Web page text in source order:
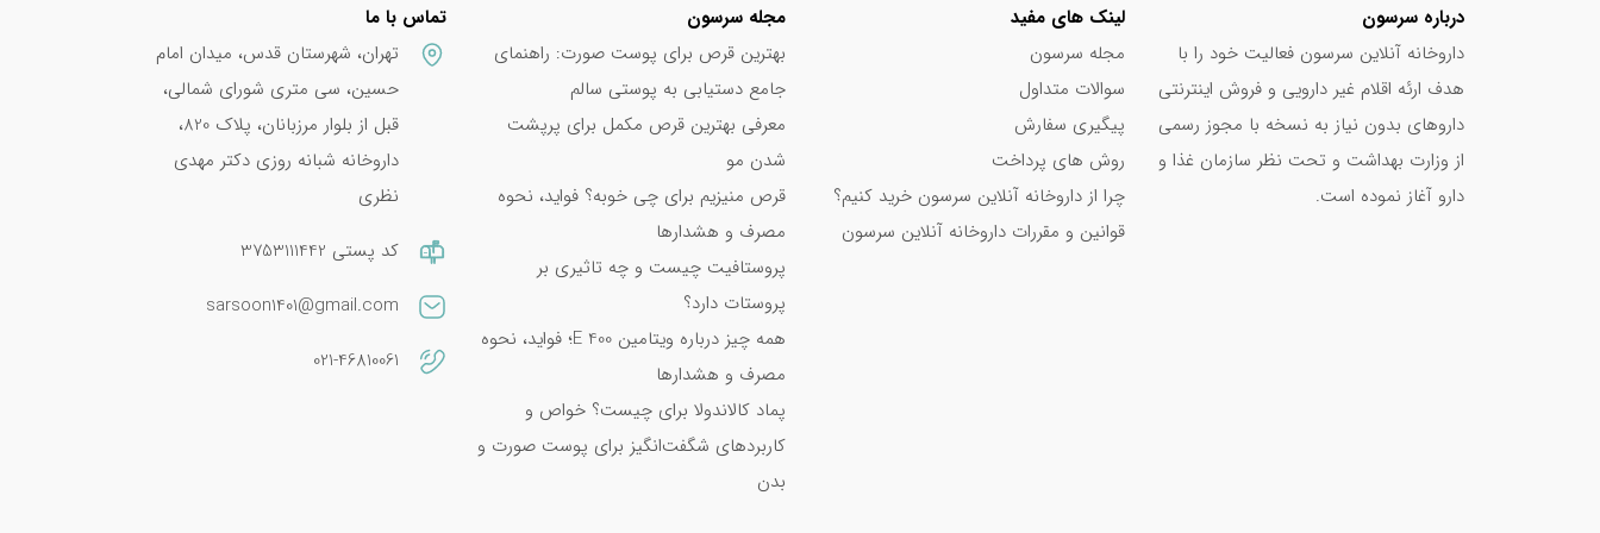
درباره سرسون
داروخانه آنلاین سرسون فعالیت خود را با
هدف ارئه اقلام غیر دارویی و فروش اینترنتی
داروهای بدون نیاز به نسخه با مجوز رسمی
از وزارت بهداشت و تحت نظر سازمان غذا و
دارو آغاز نموده است.
لینک های مفید
مجله سرسون
سوالات متداول
پیگیری سفارش
روش های پرداخت
چرا از داروخانه آنلاین سرسون خرید کنیم؟
قوانین و مقررات داروخانه آنلاین سرسون
مجله سرسون
بهترین قرص برای پوست صورت: راهنمای
جامع دستیابی به پوستی سالم
معرفی بهترین قرص مکمل برای پرپشت
شدن مو
قرص منیزیم برای چی خوبه؟ فواید، نحوه
مصرف و هشدارها
پروستافیت چیست و چه تاثیری بر
پروستات دارد؟
همه چیز درباره ویتامین E 400؛ فواید، نحوه
مصرف و هشدارها
پماد کالاندولا برای چیست؟ خواص و
کاربردهای شگفت‌انگیز برای پوست صورت و
بدن
تماس با ما
تهران، شهرستان قدس، میدان امام
حسین، سی متری شورای شمالی،
قبل از بلوار مرزبانان، پلاک 820،
داروخانه شبانه روزی دکتر مهدی
نظری
کد پستی 3753111442
sarsoon1401@gmail.com
021-46810061